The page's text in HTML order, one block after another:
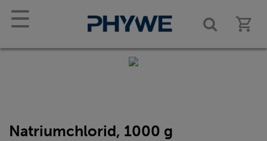
☰
Natriumchlorid, 1000 g